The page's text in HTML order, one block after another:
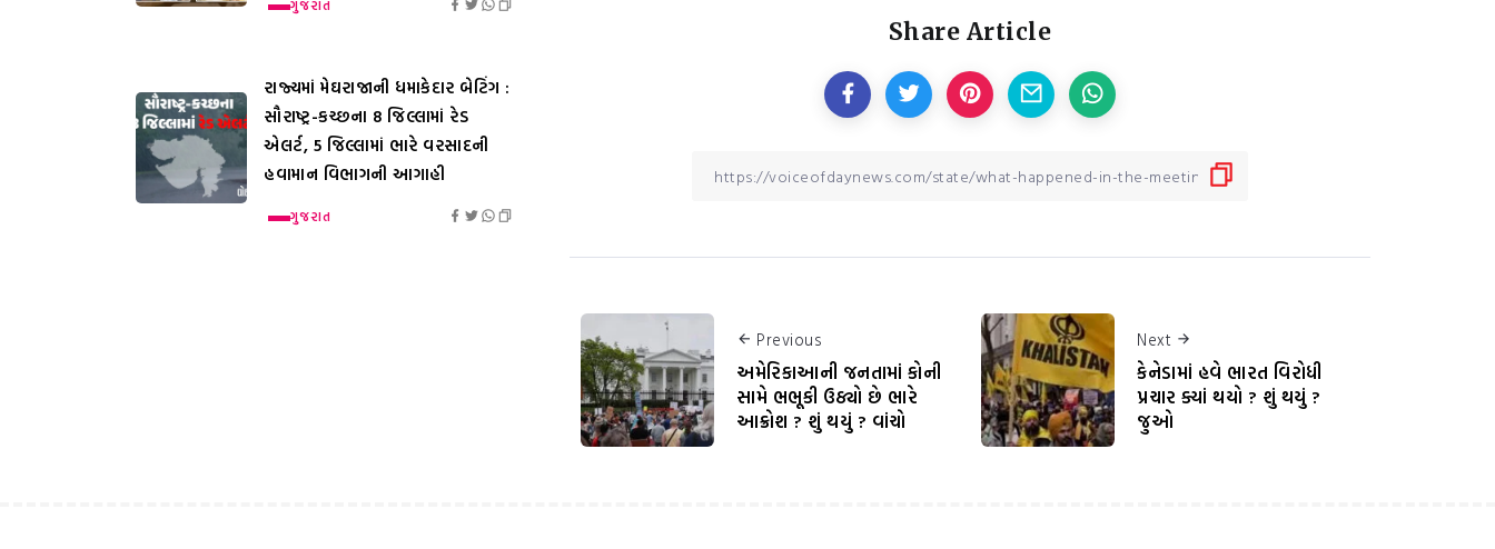
Share Article
Previous
અમેરિકાઆની જનતામાં કોની
સામે ભભૂકી ઉઠ્યો છે ભારે
આક્રોશ ? શું થયું ? વાંચો
Next
કેનેડામાં હવે ભારત વિરોધી
પ્રચાર ક્યાં થયો ? શું થયું ?
જુઓ
ગુજરાત
રાજ્યમાં મેઘરાજાની ધમાકેદાર બેટિંગ :
સૌરાષ્ટ્ર-કચ્છના 8 જિલ્લામાં રેડ
એલર્ટ, 5 જિલ્લામાં ભારે વરસાદની
હવામાન વિભાગની આગાહી
ગુજરાત